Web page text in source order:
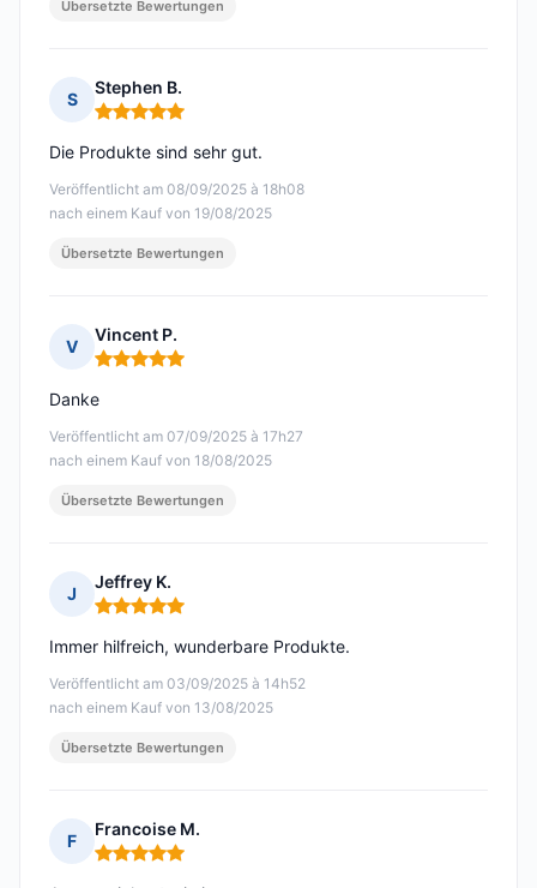
Übersetzte Bewertungen
S
Stephen B.
Hinweis: 5 von 5
Veröffentlicht am 08/09/2025 à 18h08
nach einem Kauf von 19/08/2025
Die Produkte sind sehr gut.
Übersetzte Bewertungen
V
Vincent P.
Hinweis: 5 von 5
Veröffentlicht am 07/09/2025 à 17h27
nach einem Kauf von 18/08/2025
Danke
Übersetzte Bewertungen
J
Jeffrey K.
Hinweis: 5 von 5
Veröffentlicht am 03/09/2025 à 14h52
nach einem Kauf von 13/08/2025
Immer hilfreich, wunderbare Produkte.
Übersetzte Bewertungen
F
Francoise M.
Hinweis: 5 von 5